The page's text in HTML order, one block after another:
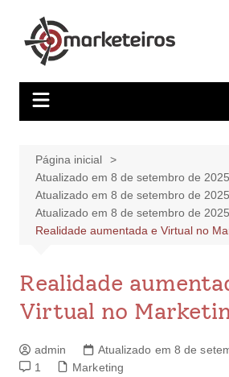
Página inicial
Atualizado em 8 de setembro de 2025
Atualizado em 8 de setembro de 2025
Atualizado em 8 de setembro de 2025
Realidade aumentada e Virtual no
Realidade
Virtual no
admin
Atualizado em 8 de
1
Marketing